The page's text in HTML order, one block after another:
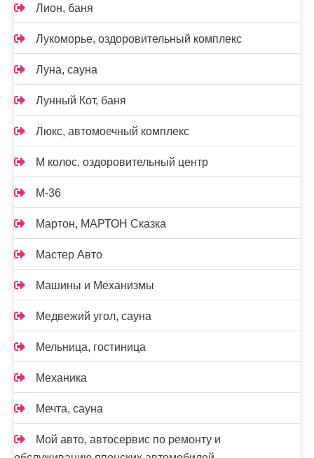
Лион, баня
Лукоморье, оздоровительный комплекс
Луна, сауна
Лунный Кот, баня
Люкс, автомоечный комплекс
М колос, оздоровительный центр
М-36
Мартон, МАРТОН Сказка
Мастер Авто
Машины и Механизмы
Медвежий угол, сауна
Мельница, гостиница
Механика
Мечта, сауна
Мой авто, автосервис по ремонту и